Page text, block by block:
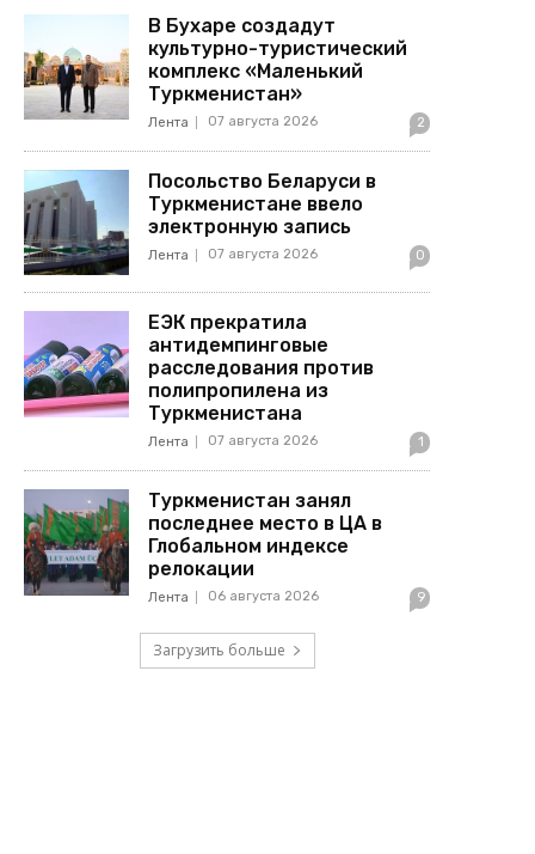
В Бухаре создадут
культурно-туристический
комплекс «Маленький
Туркменистан»
Лента 07 августа 2026 2
Посольство Беларуси в
Туркменистане ввело
электронную запись
Лента 07 августа 2026 0
ЕЭК прекратила
антидемпинговые
расследования против
полипропилена из
Туркменистана
Лента 07 августа 2026 1
Туркменистан занял
последнее место в ЦА в
Глобальном индексе
релокации
Лента 06 августа 2026 9
Загрузить больше